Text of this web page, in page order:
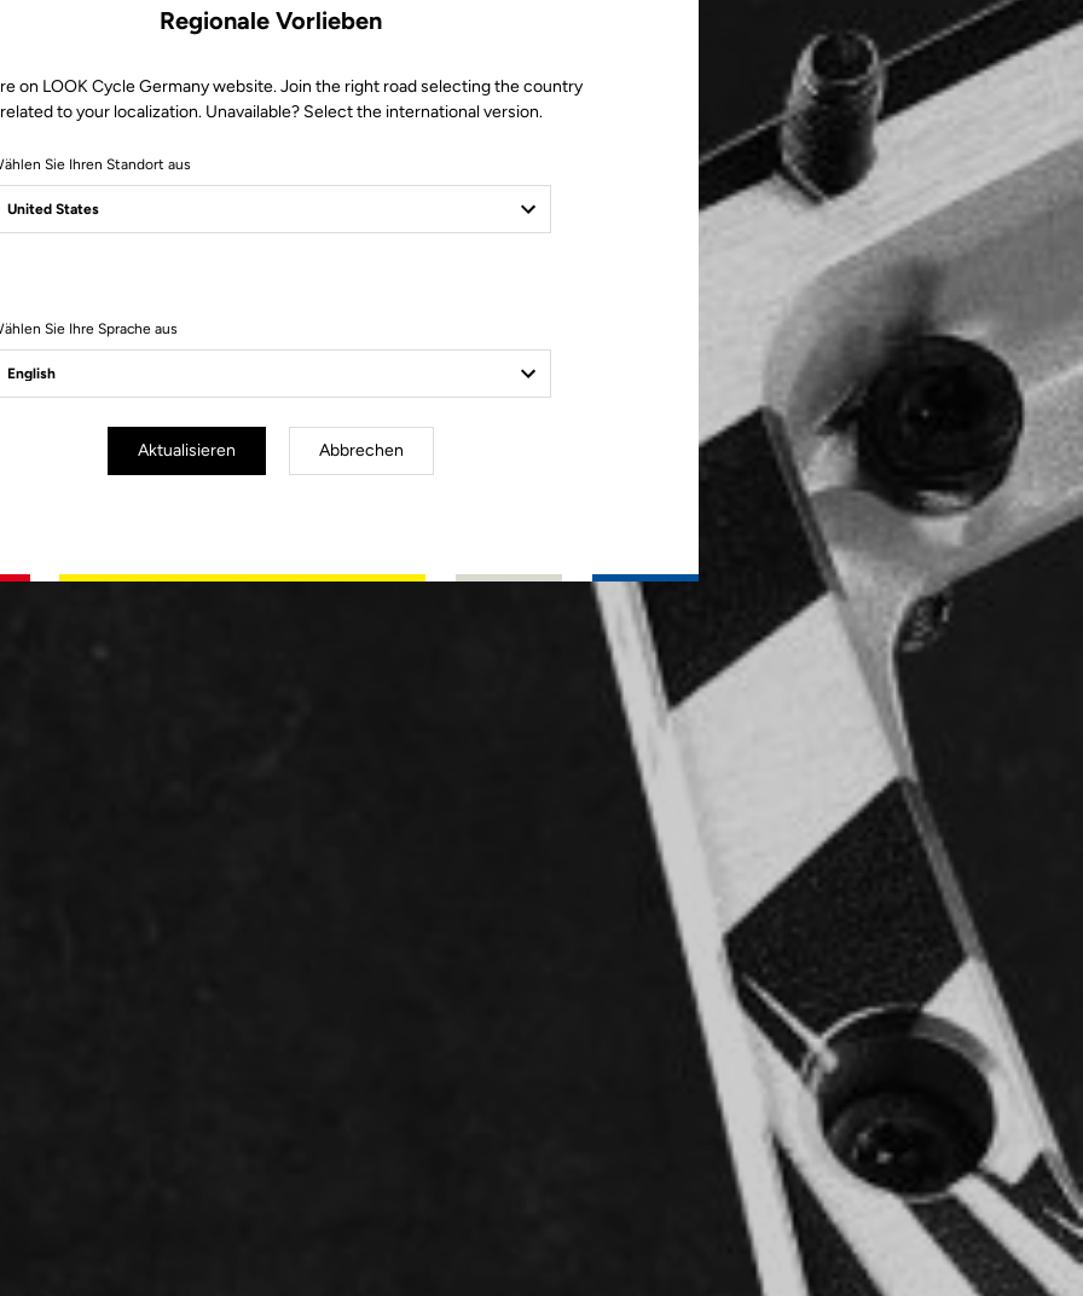
Regionale Vorlieben
on LOOK Cycle Germany website. Join the right road selecting the country
related to your localization. Unavailable? Select the international version.
Sie Ihren Standort aus
Sie Ihre Sprache aus
Aktualisieren Abbrechen